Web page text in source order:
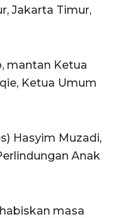
Jakarta Timur,
mantan Ketua
Ketua Umum
Hasyim Muzadi,
Anak
masa